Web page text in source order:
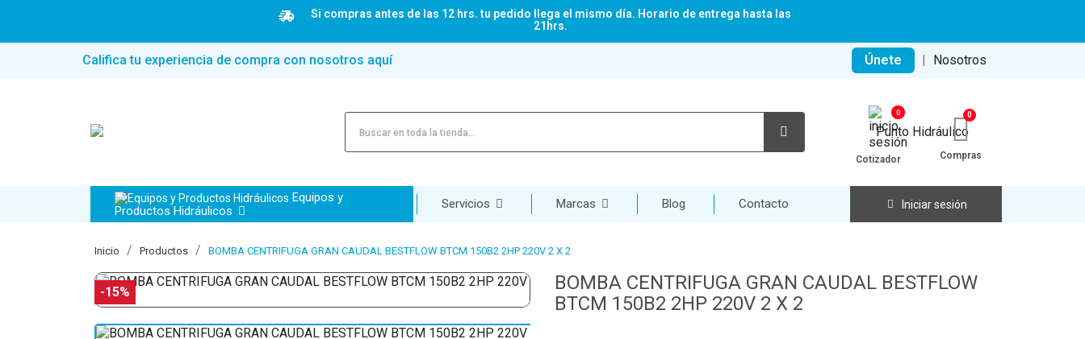
Si compras antes de las 12 hrs. tu pedido llega el mismo día. Horario de entrega hasta las
21hrs.
Califica tu experiencia de compra con nosotros aquí Únete | Nosotros
0
Cotizador Compras
Equipos y
Productos Hidráulicos
Servicios Marcas Blog Contacto Iniciar sesión
Inicio Productos BOMBA CENTRIFUGA GRAN CAUDAL BESTFLOW BTCM 150B2 2HP 220V 2 X 2
-15%
BOMBA CENTRIFUGA GRAN CAUDAL BESTFLOW
BTCM 150B2 2HP 220V 2 X 2